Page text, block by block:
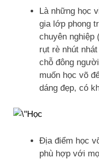
Là những học
gia lớp phong
chuyên nghiệp
rụt rè nhút
chỗ đông
muốn học võ
dáng đẹp, có
Địa điểm học
phù hợp với